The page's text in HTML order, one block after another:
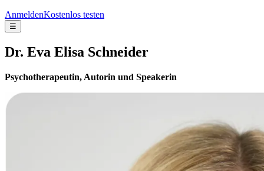
AnmeldenKostenlos testen
☰
Dr. Eva Elisa Schneider
Psychotherapeutin, Autorin und Speakerin